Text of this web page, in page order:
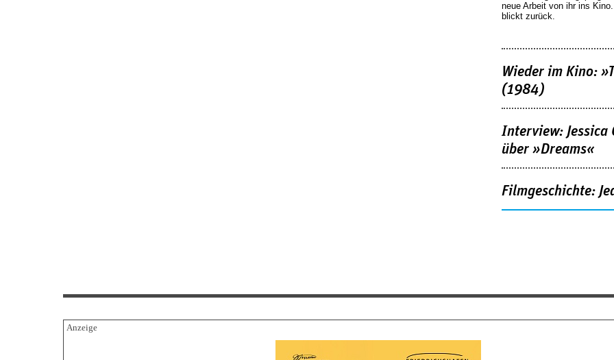
neue Arbeit von ihr ins
blickt zurück.
Wieder im Kino:
(1984)
Interview: Jessica
über »Dreams«
Filmgeschichte: